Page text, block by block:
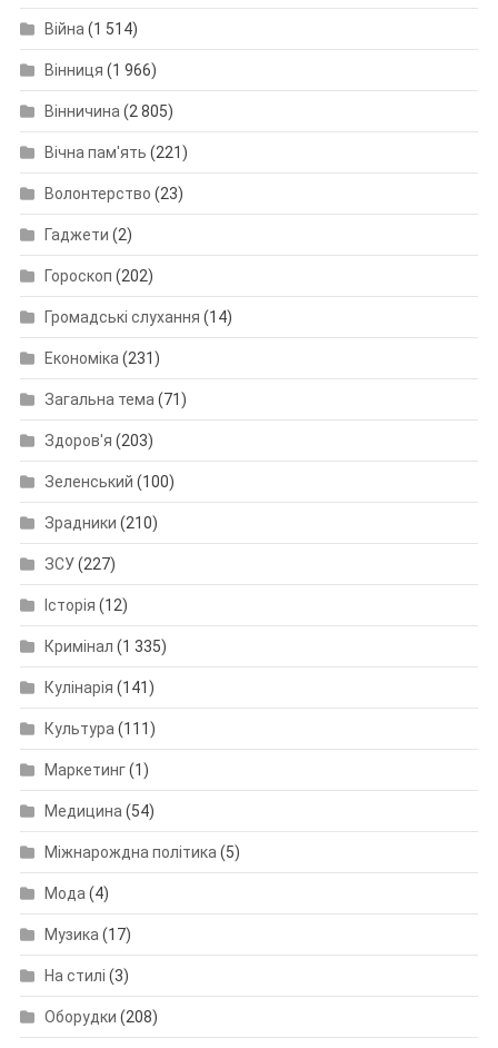
Війна (1 514)
Вінниця (1 966)
Вінничина (2 805)
Вічна пам'ять (221)
Волонтерство (23)
Гаджети (2)
Гороскоп (202)
Громадські слухання (14)
Економіка (231)
Загальна тема (71)
Здоров'я (203)
Зеленський (100)
Зрадники (210)
ЗСУ(227)
Історія (12)
Кримінал (1 335)
Кулінарія (141)
Культура (111)
Маркетинг(1)
Медицина (54)
Міжнарождна політика (5)
Мода (4)
Музика (17)
На стилі (3)
Оборудки (208)